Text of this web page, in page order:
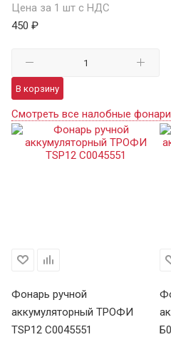
Цена за 1 шт с НДС
450 ₽
В корзину
Смотреть все налобные
Фонарь ручной
аккумуляторный ТРОФИ
TSP12 C0045551